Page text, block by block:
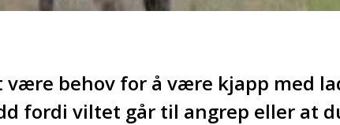
være behov for å være kjapp med
fordi viltet går til angrep eller at